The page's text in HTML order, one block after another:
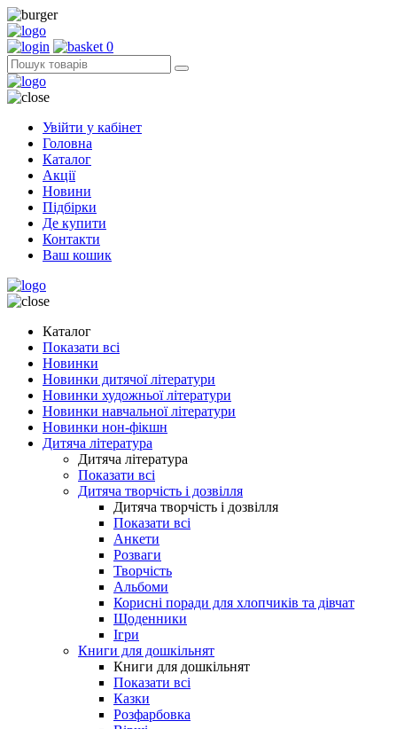
0
Увійти у кабінет
Головна
Каталог
Акції
Новини
Підбірки
Де купити
Контакти
Ваш кошик
Каталог
Показати всі
Новинки
Новинки дитячої літератури
Новинки художньої літератури
Новинки навчальної літератури
Новинки нон-фікшн
Дитяча література
Дитяча література
Показати всі
Дитяча творчість і дозвілля
Дитяча творчість і дозвілля
Показати всі
Анкети
Розваги
Творчість
Альбоми
Корисні поради для хлопчиків та дівчат
Щоденники
Ігри
Книги для дошкільнят
Книги для дошкільнят
Показати всі
Казки
Розфарбовка